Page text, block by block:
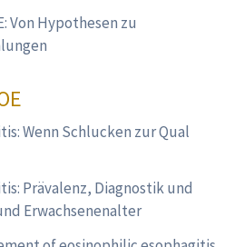
Von Hypothesen zu
Wenn Schlucken zur Qual
Prävalenz, Diagnostik und
Erwachsenenalter